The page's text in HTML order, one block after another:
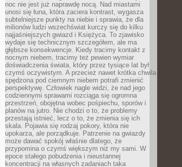
noc nie jest już naprawdę nocą. Nad miastami
unosi się łuna, która zaciera kontrast, wygasza
subtelniejsze punkty na niebie i sprawia, że dla
milionów ludzi wszechświat kurczy się do kilku
najjaśniejszych gwiazd i Księżyca. To zjawisko
wydaje się technicznym szczegółem, ale ma
głębsze konsekwencje. Kiedy tracimy kontakt z
nocnym niebem, tracimy też pewien wymiar
doświadczenia świata, który przez tysiące lat był
czymś oczywistym. A przecież nawet krótka chwila
spędzona pod ciemnym niebem potrafi zmienić
perspektywę. Człowiek nagle widzi, że nad jego
codziennymi sprawami rozciąga się ogromna
przestrzeń, obojętna wobec pośpiechu, sporów i
planów na jutro. Nie chodzi o to, że problemy
przestają istnieć, lecz o to, że zmienia się ich
skala. Pojawia się rodzaj pokory, która nie
upokarza, ale porządkuje. Patrzenie na gwiazdy
może dawać spokój właśnie dlatego, że
przypomina o czymś większym niż my sami. W
epoce stałego pobudzenia i nieustannej
koncentracji na własnych zadaniach taka